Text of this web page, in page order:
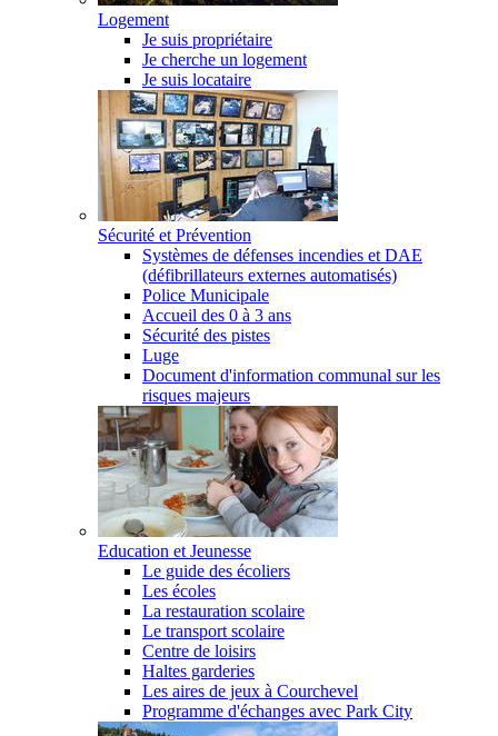
Logement
Je suis propriétaire
Je cherche un logement
Je suis locataire
Sécurité et Prévention
Systèmes de défenses incendies et DAE
(défibrillateurs externes automatisés)
Police Municipale
Accueil des 0 à 3 ans
Sécurité des pistes
Luge
Document d'information communal sur les
risques majeurs
Education et Jeunesse
Le guide des écoliers
Les écoles
La restauration scolaire
Le transport scolaire
Centre de loisirs
Haltes garderies
Les aires de jeux à Courchevel
Programme d'échanges avec Park City